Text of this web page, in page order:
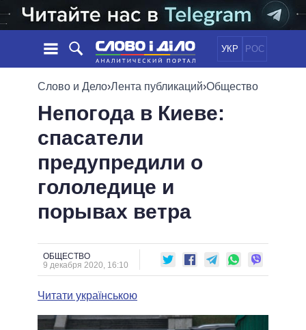
УКР РОС
НОВОСТИ
ЛЕНТА
СОБЫТИЯ
СТАТЬИ
МНЕНИЯ
ОБЗОРЫ
ДАЙДЖЕСТЫ
ПОЛИТИКА
ОБЩЕСТВО
ОБЕЩАНИЯ
ПОЛИТИКИ
ВСЕ ПОЛИТИКИ
ПРЕЗИДЕНТ И ОФИС
ВЕРХОВНАЯ РАДА
ГЛАВЫ ОБЛАДМИНИСТРАЦИЙ
МЭРЫ
ВСЕ ПЕРСОНЫ
ИНФОГРАФИКА
ВИДЕО
СРАВНЕНИЕ ПОЛИТИКОВ
Слово и Дело›Лента публикаций›Общество
Непогода в Киеве:
спасатели
предупредили о
гололедице и
порывах ветра
ОБЩЕСТВО
9 декабря 2020, 16:10
Читати українською